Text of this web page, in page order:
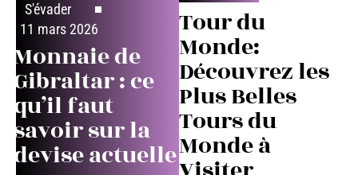
S'évader
11 mars 2026
Monnaie de
Gibraltar : ce
qu’il faut
savoir sur la
devise actuelle
Tour du
Monde:
Découvrez les
Plus Belles
Tours du
Monde à